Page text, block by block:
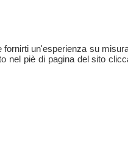
un'esperienza su
nel piè di pagina del sito